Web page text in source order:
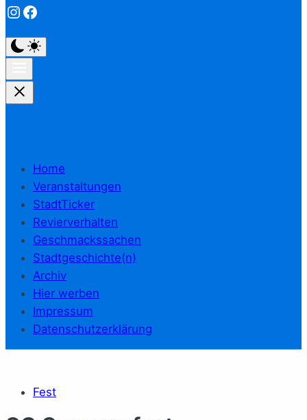
Instagram
Facebook
Home
Veranstaltungen
StadtTicker
Revierverhalten
Geschmackssachen
Stadtgeschichte(n)
Archiv
Hier werben
Impressum
Datenschutzerklärung
Fest